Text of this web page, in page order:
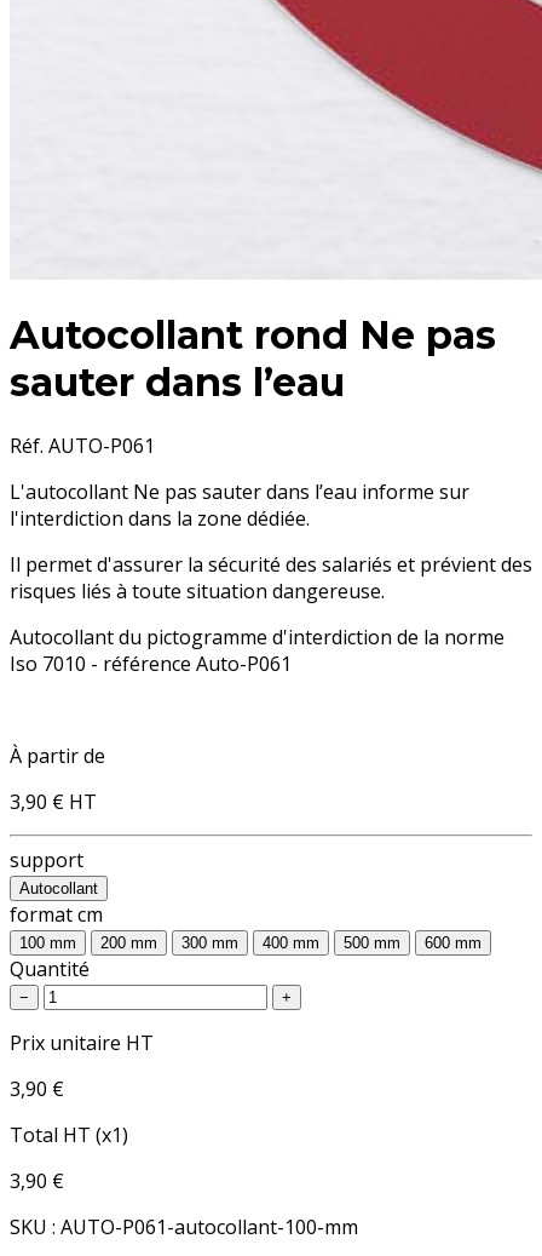
Autocollant rond Ne pas
sauter dans l’eau
Réf. AUTO-P061
L'autocollant Ne pas sauter dans l’eau informe sur
l'interdiction dans la zone dédiée.
Il permet d'assurer la sécurité des salariés et prévient des
risques liés à toute situation dangereuse.
Autocollant du pictogramme d'interdiction de la norme
Iso 7010 - référence Auto-P061
À partir de
3,90 € HT
support
Autocollant
format cm
100 mm 200 mm 300 mm 400 mm 500 mm 600 mm
Quantité
− +
Prix unitaire HT
3,90 €
Total HT (x1)
3,90 €
SKU : AUTO-P061-autocollant-100-mm